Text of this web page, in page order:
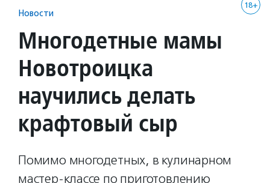
18+
Новости
Многодетные мамы
Новотроицка
научились делать
крафтовый сыр
Помимо многодетных, в кулинарном
мастер-классе по приготовлению